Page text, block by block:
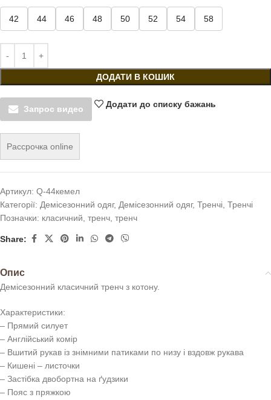
42 44 46 48 50 52 54 58
ДОДАТИ В КОШИК
Запрос видео
Додати до списку бажань
Рассрочка online
Артикул: Q-44кемел
Категорії: Демісезонний одяг, Демісезонний одяг, Тренчі, Тренчі
Позначки: класичний, тренч, тренч
Share:
Опис
Демісезонний класичний тренч з котону.
Характеристики:
– Прямий силует
– Англійський комір
– Вшитий рукав із знімними патиками по низу і вздовж рукава
– Кишені – листочки
– Застібка двобортна на ґудзики
– Пояс з пряжкою